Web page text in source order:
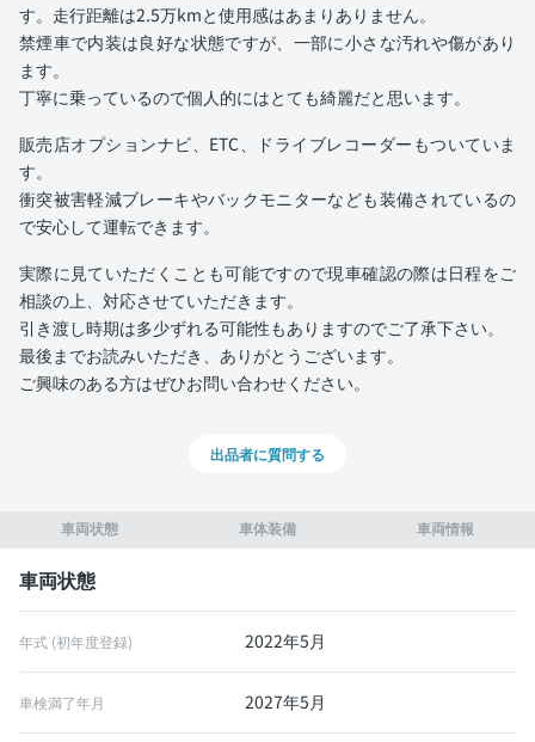
車両状態 車体装備 車両情報
車両状態
年式 (初年度登録) 2022年5月
車検満了年月 2027年5月
す。走行距離は2.5万kmと使用感はあまりありません。
禁煙車で内装は良好な状態ですが、一部に小さな汚れや傷があり
ます。
丁寧に乗っているので個人的にはとても綺麗だと思います。
販売店オプションナビ、ETC、ドライブレコーダーもついていま
す。
衝突被害軽減ブレーキやバックモニターなども装備されているの
で安心して運転できます。
実際に見ていただくことも可能ですので現車確認の際は日程をご
相談の上、対応させていただきます。
引き渡し時期は多少ずれる可能性もありますのでご了承下さい。
最後までお読みいただき、ありがとうございます。
ご興味のある方はぜひお問い合わせください。
出品者に質問する